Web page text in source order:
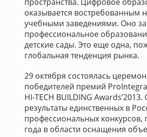
оказывается востребованным
учебными заведениями. Оно
профессиональное
детские сады. Это еще одна,
глобальная тенденция рынка.
29 октября состоялась
победителей премий
HI-TECH BUILDING
результаты единственных в
профессиональных конкурсов,
года в области оснащения